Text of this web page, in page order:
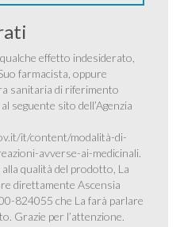
effetto indesiderato,
farmacista, oppure
sanitaria di riferimento
seguente sito dell’Agenzia
it/content/modalità-di-
avverse-ai-medicinali.
qualità del prodotto, La
direttamente Ascensia
824055 che La farà parlare
Grazie per l’attenzione.